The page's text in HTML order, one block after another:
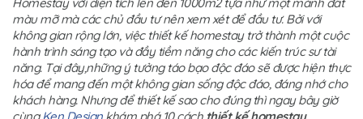
màu mỡ mà các chủ đầu tư nên xem xét để đầu tư. Bởi với
không gian rộng lớn, việc thiết kế homestay trở thành một cuộc
hành trình sáng tạo và đầy tiềm năng cho các kiến trúc sư tài
năng. Tại đây,những ý tưởng táo bạo độc đáo sẽ được hiện thực
hóa để mang đến một không gian sống độc đáo, đáng nhớ cho
khách hàng. Nhưng để thiết kế sao cho đúng thì ngay bây giờ